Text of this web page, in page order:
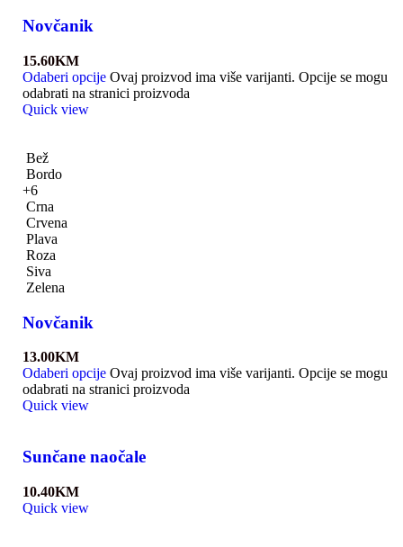
Novčanik
15.60KM
Odaberi opcije Ovaj proizvod ima više varijanti. Opcije se mogu
odabrati na stranici proizvoda
Quick view
Bež
Bordo
+6
Crna
Crvena
Plava
Roza
Siva
Zelena
Novčanik
13.00KM
Odaberi opcije Ovaj proizvod ima više varijanti. Opcije se mogu
odabrati na stranici proizvoda
Quick view
Sunčane naočale
10.40KM
Quick view